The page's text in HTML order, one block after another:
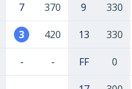
7 370 9 330
3 420 13 330
- - FF 0